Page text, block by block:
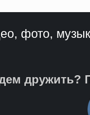
фото,
дружить?